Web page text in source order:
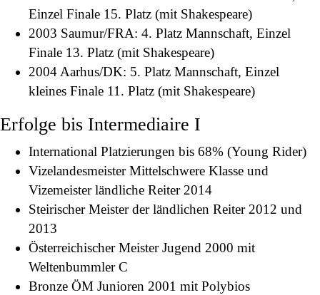
Einzel Finale 15. Platz (mit Shakespeare)
2003 Saumur/FRA: 4. Platz Mannschaft, Einzel
Finale 13. Platz (mit Shakespeare)
2004 Aarhus/DK: 5. Platz Mannschaft, Einzel
kleines Finale 11. Platz (mit Shakespeare)
Erfolge bis Intermediaire I
International Platzierungen bis 68% (Young Rider)
Vizelandesmeister Mittelschwere Klasse und
Vizemeister ländliche Reiter 2014
Steirischer Meister der ländlichen Reiter 2012 und
2013
Österreichischer Meister Jugend 2000 mit
Weltenbummler C
Bronze ÖM Junioren 2001 mit Polybios